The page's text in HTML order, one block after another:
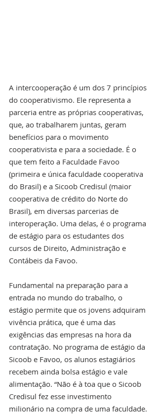
A intercooperação é um dos 7 princípios
do cooperativismo. Ele representa a
parceria entre as próprias cooperativas,
que, ao trabalharem juntas, geram
benefícios para o movimento
cooperativista e para a sociedade. É o
que tem feito a Faculdade Favoo
(primeira e única faculdade cooperativa
do Brasil) e a Sicoob Credisul (maior
cooperativa de crédito do Norte do
Brasil), em diversas parcerias de
interoperação. Uma delas, é o programa
de estágio para os estudantes dos
cursos de Direito, Administração e
Contábeis da Favoo.
Fundamental na preparação para a
entrada no mundo do trabalho, o
estágio permite que os jovens adquiram
vivência prática, que é uma das
exigências das empresas na hora da
contratação. No programa de estágio da
Sicoob e Favoo, os alunos estagiários
recebem ainda bolsa estágio e vale
alimentação. “Não é à toa que o Sicoob
Credisul fez esse investimento
milionário na compra de uma faculdade.